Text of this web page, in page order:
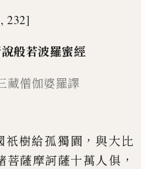
232]
般若波羅蜜經
藏僧伽婆羅譯
祇樹給孤獨園 ，與大比
菩薩摩訶薩十萬人俱 ，